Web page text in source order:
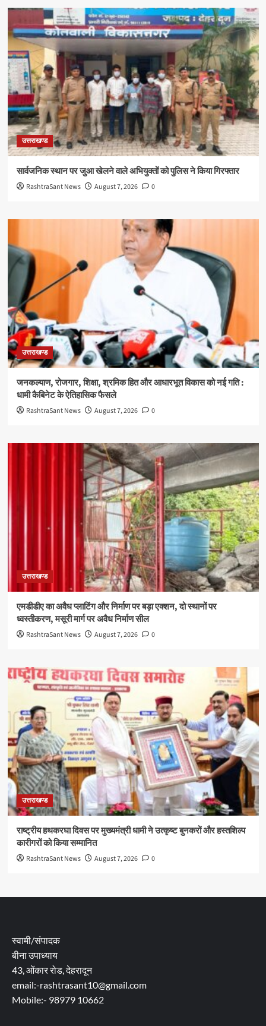
उत्तराखण्ड
सार्वजनिक स्थान पर जुआ खेलने वाले अभियुक्तों को पुलिस ने किया गिरफ्तार
RashtraSant News August 7, 2026 0
उत्तराखण्ड
जनकल्याण, रोजगार, शिक्षा, श्रमिक हित और आधारभूत विकास को नई गति :
धामी कैबिनेट के ऐतिहासिक फैसले
RashtraSant News August 7, 2026 0
उत्तराखण्ड
एमडीडीए का अवैध प्लाटिंग और निर्माण पर बड़ा एक्शन, दो स्थानों पर
ध्वस्तीकरण, मसूरी मार्ग पर अवैध निर्माण सील
RashtraSant News August 7, 2026 0
उत्तराखण्ड
राष्ट्रीय हथकरघा दिवस पर मुख्यमंत्री धामी ने उत्कृष्ट बुनकरों और हस्तशिल्प
कारीगरों को किया सम्मानित
RashtraSant News August 7, 2026 0
स्वामी/संपादक
बीना उपाध्याय
43, ओंकार रोड, देहरादून
email:-rashtrasant10@gmail.com
Mobile:- 98979 10662